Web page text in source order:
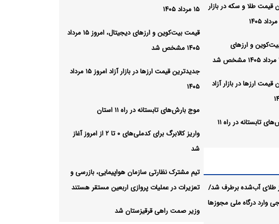
قیمت طلا و سکه در بازار
و ارز‌های
ارزها در بازار آزاد
موج بارش‌های تابستانه در راه ۱۱
نظارتی سازمان
و تعزیرات در عملیات
طلای آب‌شده برطرف شد/
وارد درگاه ملی مجوزها
۱۵ مرداد ۱۴۰۵
قیمت بیت‌کوین و ارز‌های دیجیتال، امروز ۱۵ مرداد
۱۴۰۵ مشخص شد
جدیدترین قیمت ارزها در بازار آزاد امروز ۱۵ مرداد
۱۴۰۵
موج بارش‌های تابستانه در راه ۱۱ استان
واریز کالابرگ برای کدملی‌های ۰ تا ۲ از امروز آغاز
شد
تیم مشترک نظارتی سازمان هواپیمایی، بازرسی و
تعزیرات در عملیات پروازی اربعین مستقر هستند
وزیر صمت راهی قرقیزستان شد